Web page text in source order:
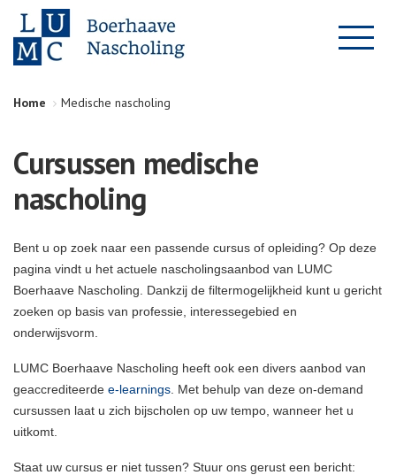
Home Medische nascholing
Cursussen medische
nascholing
Bent u op zoek naar een passende cursus of opleiding? Op deze
pagina vindt u het actuele nascholingsaanbod van LUMC
Boerhaave Nascholing. Dankzij de filtermogelijkheid kunt u gericht
zoeken op basis van professie, interessegebied en
onderwijsvorm.
LUMC Boerhaave Nascholing heeft ook een divers aanbod van
geaccrediteerde e-learnings . Met behulp van deze on-demand
cursussen laat u zich bijscholen op uw tempo, wanneer het u
uitkomt.
Staat uw cursus er niet tussen? Stuur ons gerust een bericht: